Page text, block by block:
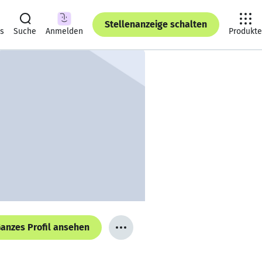
Suche Anmelden
Stellenanzeige schalten
Produkte
Profil ansehen